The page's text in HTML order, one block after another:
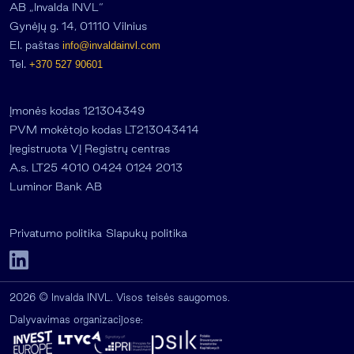
AB „Invalda INVL“
Gynėjų g. 14, 01110 Vilnius
El. paštas info@invaldainvl.com
Tel. +370 527 90601
Įmonės kodas 121304349
PVM mokėtojo kodas LT213043414
Įregistruota VĮ Registrų centras
A.s. LT25 4010 0424 0124 2013
Luminor Bank AB
Privatumo politika Slapukų politika
2026 © Invalda INVL. Visos teisės saugomos.
Dalyvavimas organizacijose: